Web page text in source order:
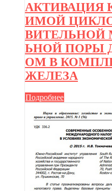
АКТИВАЦИЯ
ИМОЙ
ВИТЕЛЬНОЙ
ЬНОЙ ПОРЫ
ОМ В
ЖЕЛЕЗА
Подробнее